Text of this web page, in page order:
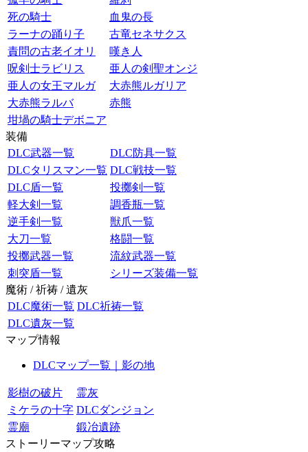
死の騎士
血鬼の長
ラーナの踊り子
古竜セネサクス
責問の古老イオリ
嘆き人
呪剣士ラビリス
亜人の剣聖オンジ
亜人の女王マルガ
大赤熊ルガリア
大赤熊ラルバ
赤熊
坩堝の騎士デボニア
装備
DLC武器一覧
DLC防具一覧
DLCタリスマン一覧 DLC戦技一覧
DLC盾一覧
投擲剣一覧
軽大剣一覧
調香瓶一覧
逆手剣一覧
獣爪一覧
大刀一覧
格闘一覧
投擲武器一覧
流紋武器一覧
刺突盾一覧
シリーズ装備一覧
魔術 / 祈祷 / 遺灰
DLC魔術一覧 DLC祈祷一覧
DLC遺灰一覧
マップ情報
DLCマップ一覧｜影の地
影樹の破片
霊灰
ミケラの十字 DLCダンジョン
霊廟
鍛冶遺跡
ストーリーマップ攻略